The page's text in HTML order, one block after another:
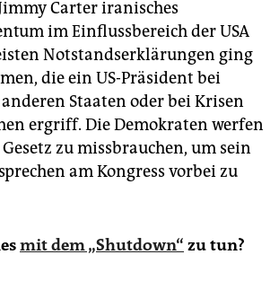
Carter iranisches
im Einflussbereich der USA
Notstandserklärungen ging
die ein US-Präsident bei
Staaten oder bei Krisen
ergriff. Die Demokraten werfen
zu missbrauchen, um sein
am Kongress vorbei zu
mit dem „Shutdown“ zu tun?